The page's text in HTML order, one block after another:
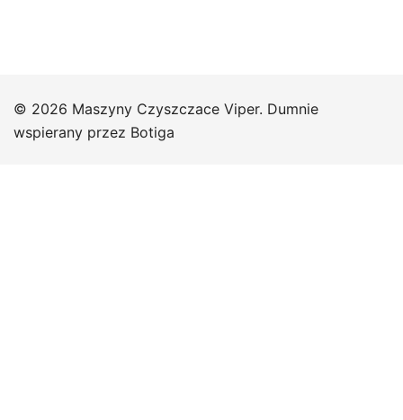
© 2026 Maszyny Czyszczace Viper. Dumnie
wspierany przez Botiga